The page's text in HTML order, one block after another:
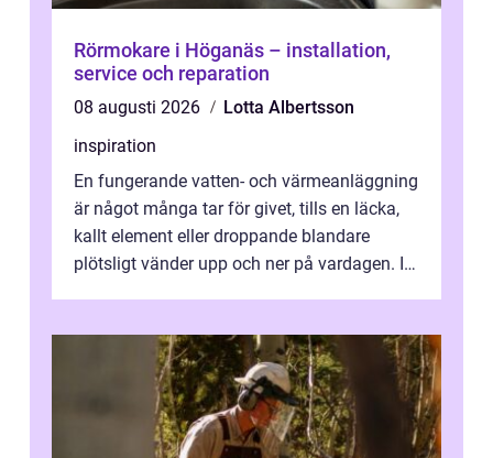
Rörmokare i Höganäs – installation,
service och reparation
08 augusti 2026
Lotta Albertsson
inspiration
En fungerande vatten- och värmeanläggning
är något många tar för givet, tills en läcka,
kallt element eller droppande blandare
plötsligt vänder upp och ner på vardagen. I